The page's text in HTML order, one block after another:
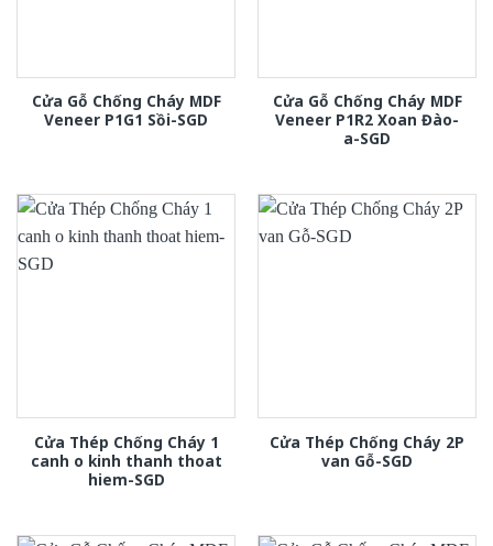
Cửa Gỗ Chống Cháy MDF
Veneer P1G1 Sồi-SGD
Cửa Gỗ Chống Cháy MDF
Veneer P1R2 Xoan Đào-
a-SGD
Cửa Thép Chống Cháy 1
canh o kinh thanh thoat
hiem-SGD
Cửa Thép Chống Cháy 2P
van Gỗ-SGD